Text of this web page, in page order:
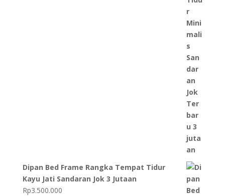
Dipan Bed Frame Rangka Tempat Tidur
Kayu Jati Sandaran Jok 3 Jutaan
Rp3.500.000